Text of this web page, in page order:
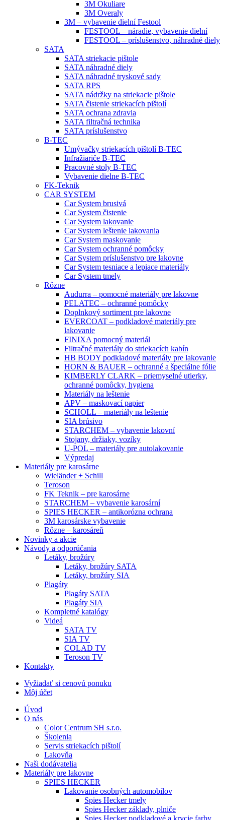
3M Okuliare
3M Overaly
3M – vybavenie dielní Festool
FESTOOL – náradie, vybavenie dielní
FESTOOL – príslušenstvo, náhradné diely
SATA
SATA striekacie pištole
SATA náhradné diely
SATA náhradné tryskové sady
SATA RPS
SATA nádržky na striekacie pištole
SATA čistenie striekacích pištolí
SATA ochrana zdravia
SATA filtračná technika
SATA príslušenstvo
B-TEC
Umývačky striekacích pištolí B-TEC
Infražiariče B-TEC
Pracovné stoly B-TEC
Vybavenie dielne B-TEC
FK-Teknik
CAR SYSTEM
Car System brusivá
Car System čistenie
Car System lakovanie
Car System leštenie lakovania
Car System maskovanie
Car System ochranné pomôcky
Car System príslušenstvo pre lakovne
Car System tesniace a lepiace materiály
Car System tmely
Rôzne
Audurra – pomocné materiály pre lakovne
PELATEC – ochranné pomôcky
Doplnkový sortiment pre lakovne
EVERCOAT – podkladové materiály pre
lakovanie
FINIXA pomocný materiál
Filtračné materiály do striekacích kabín
HB BODY podkladové materiály pre lakovanie
HORN & BAUER – ochranné a špeciálne fólie
KIMBERLY CLARK – priemyselné utierky,
ochranné pomôcky, hygiena
Materiály na leštenie
APV – maskovací papier
SCHOLL – materiály na leštenie
SIA brúsivo
STARCHEM – vybavenie lakovní
Stojany, držiaky, vozíky
U-POL – materiály pre autolakovanie
Výpredaj
Materiály pre karosárne
Wieländer + Schill
Teroson
FK Teknik – pre karosárne
STARCHEM – vybavenie karosární
SPIES HECKER – antikorózna ochrana
3M karosárske vybavenie
Rôzne – karosáreň
Novinky a akcie
Návody a odporúčania
Letáky, brožúry
Letáky, brožúry SATA
Letáky, brožúry SIA
Plagáty
Plagáty SATA
Plagáty SIA
Kompletné katalógy
Videá
SATA TV
SIA TV
COLAD TV
Teroson TV
Kontakty
Vyžiadať si cenovú ponuku
Môj účet
Úvod
O nás
Color Centrum SH s.r.o.
Školenia
Servis striekacích pištolí
Lakovňa
Naši dodávatelia
Materiály pre lakovne
SPIES HECKER
Lakovanie osobných automobilov
Spies Hecker tmely
Spies Hecker základy, plniče
Spies Hecker podkladové a krycie farby